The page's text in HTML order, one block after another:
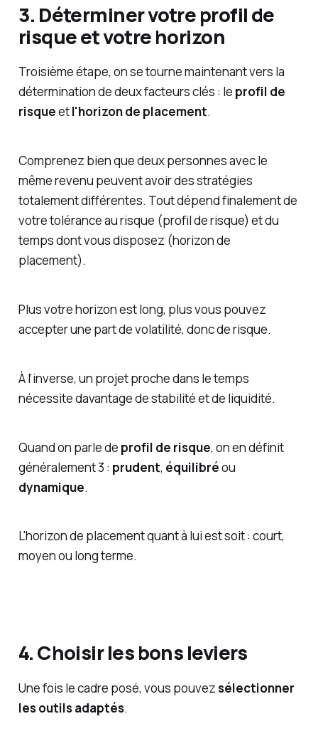
3. Déterminer votre profil de
risque et votre horizon
Troisième étape, on se tourne maintenant vers la
détermination de deux facteurs clés : le profil de
risqueetl'horizon de placement.
Comprenez bien que deux personnes avec le
même revenu peuvent avoir des stratégies
totalement différentes. Tout dépend finalement de
votre tolérance au risque (profil de risque) et du
temps dont vous disposez (horizon de
placement).
Plus votre horizon est long, plus vous pouvez
accepter une part de volatilité, donc de risque.
À l’inverse, un projet proche dans le temps
nécessite davantage de stabilité et de liquidité.
Quand on parle de profil de risque, on en définit
généralement 3 : prudent, équilibréou
dynamique.
L'horizon de placement quant à lui est soit : court,
moyen ou long terme.
4. Choisir les bons leviers
Une fois le cadre posé, vous pouvezsélectionner
les outils adaptés.